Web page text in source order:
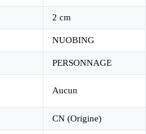
2 cm
NUOBING
PERSONNAGE
Aucun
CN (Origine)